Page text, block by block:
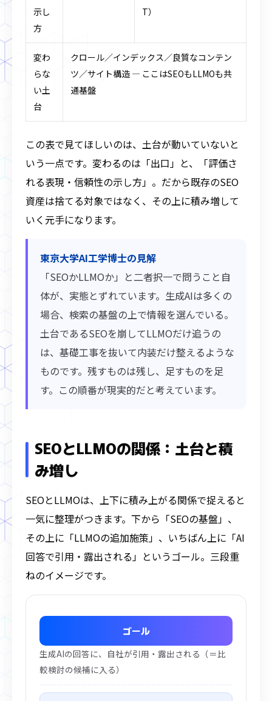
示し
方
T）
変わ
らな
い土
台
クロール／インデックス／良質なコンテン
ツ／サイト構造 ― ここはSEOもLLMOも共
通基盤
この表で見てほしいのは、土台が動いていないと
いう一点です。変わるのは「出口」と、「評価さ
れる表現・信頼性の示し方」。だから既存のSEO
資産は捨てる対象ではなく、その上に積み増して
いく元手になります。
東京大学AI工学博士の見解
「SEOかLLMOか」と二者択一で問うこと自
体が、実態とずれています。生成AIは多くの
場合、検索の基盤の上で情報を選んでいる。
土台であるSEOを崩してLLMOだけ追うの
は、基礎工事を抜いて内装だけ整えるような
ものです。残すものは残し、足すものを足
す。この順番が現実的だと考えています。
SEOとLLMOの関係：土台と積
み増し
SEOとLLMOは、上下に積み上がる関係で捉えると
一気に整理がつきます。下から「SEOの基盤」、
その上に「LLMOの追加施策」、いちばん上に「AI
回答で引用・露出される」というゴール。三段重
ねのイメージです。
ゴール
生成AIの回答に、自社が引用・露出される（＝比
較検討の候補に入る）